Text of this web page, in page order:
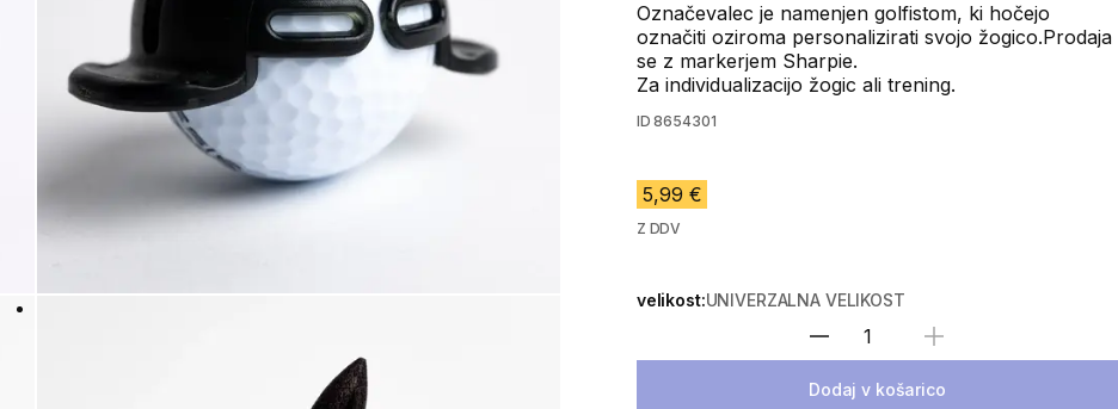
Označevalec je namenjen golfistom, ki hočejo
označiti oziroma personalizirati svojo žogico.Prodaja
se z markerjem Sharpie.
Za individualizacijo žogic ali trening.
ID 8654301
5,99 €
Z DDV
velikost:UNIVERZALNA VELIKOST
Izberite količino
Dodaj v košarico